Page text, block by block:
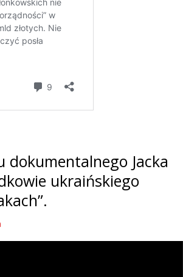
dokumentalnego Jacka
ukraińskiego